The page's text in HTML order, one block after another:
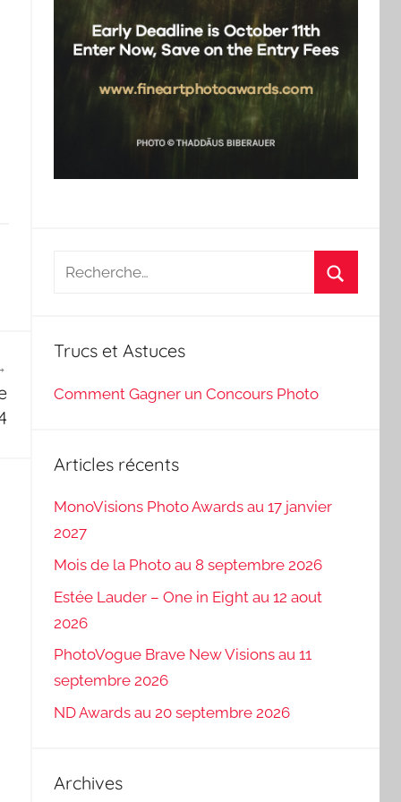
Recherche
Trucs et Astuces
Comment Gagner un Concours Photo
Articles récents
MonoVisions Photo Awards au 17 janvier
2027
Mois de la Photo au 8 septembre 2026
Estée Lauder – One in Eight au 12 aout
2026
PhotoVogue Brave New Visions au 11
septembre 2026
ND Awards au 20 septembre 2026
Archives